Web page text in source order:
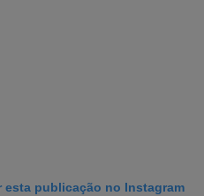
esta publicação no Instagram